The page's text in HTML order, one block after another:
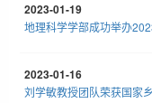
2023-01-19
地理科学学部成功举办
2023-01-16
刘学敏教授团队荣获国家